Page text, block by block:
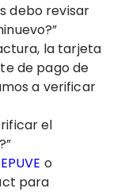
debo revisar
la tarjeta
de pago de
a verificar
el
o
para